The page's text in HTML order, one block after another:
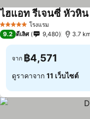
5 ดาว โรงแรม
ไฮแอท รีเจนซี่ หัวหิน
9.2 ดีเลิศ 9,480 3.7
จาก ฿4,571
ดูราคาจาก 11 เว็บไซต์